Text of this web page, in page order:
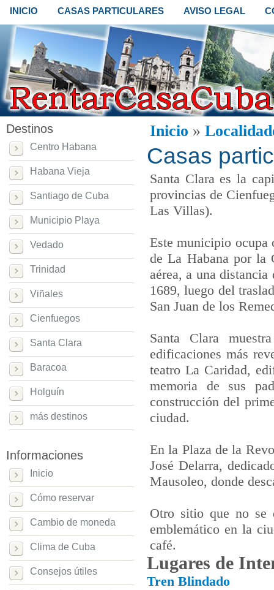
INICIO CASAS PARTICULARES AVISO LEGAL
Destinos
Centro Habana
Habana Vieja
Santiago de Cuba
Municipio Playa
Vedado
Trinidad
Viñales
Cienfuegos
Santa Clara
Baracoa
Holguín
más destinos
Informaciones
Inicio
Cómo reservar
Cambio de moneda
Clima de Cuba
Consejos útiles
Inicio »
Casas
Santa Clara es la
provincias de
Las Villas).
Este municipio ocupa
de La Habana por la
aérea, a una
1689, luego del
San Juan de los
Santa Clara
edificaciones más
teatro La Caridad,
memoria de sus
construcción del
ciudad.
En la Plaza de la
José Delarra,
Mausoleo, donde
Otro sitio que no se
emblemático en la
café.
Lugares de
Tren Blindado